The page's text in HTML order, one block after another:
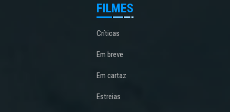
FILMES
Críticas
Em breve
Em cartaz
Estreias